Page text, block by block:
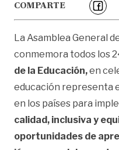
COMPARTE
La Asamblea General
conmemora todos los
de la Educación,en
educación representa
en los países para
calidad, inclusiva y
oportunidades de